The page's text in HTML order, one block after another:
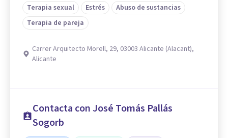
Terapia sexual
Estrés
Abuso de sustancias
Terapia de pareja
Carrer Arquitecto Morell, 29, 03003 Alicante (Alacant),
Alicante
Contacta con José Tomás Pallás
Sogorb